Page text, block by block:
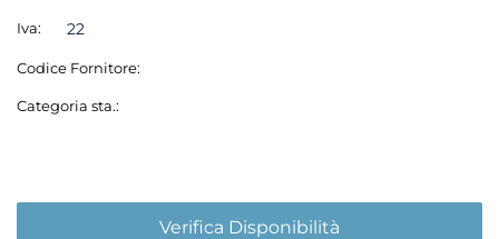
Iva: 22
Codice Fornitore:
Categoria sta.:
Verifica Disponibilità